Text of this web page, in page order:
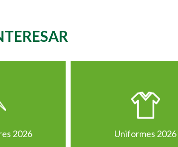
2026 Uniformes 2026